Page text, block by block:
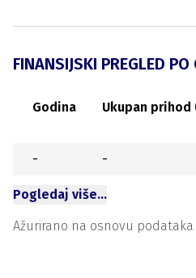
FINANSIJSKI PREGLED
Godina Ukupan prihod
- -
Pogledaj više…
Ažurirano na osnovu podataka